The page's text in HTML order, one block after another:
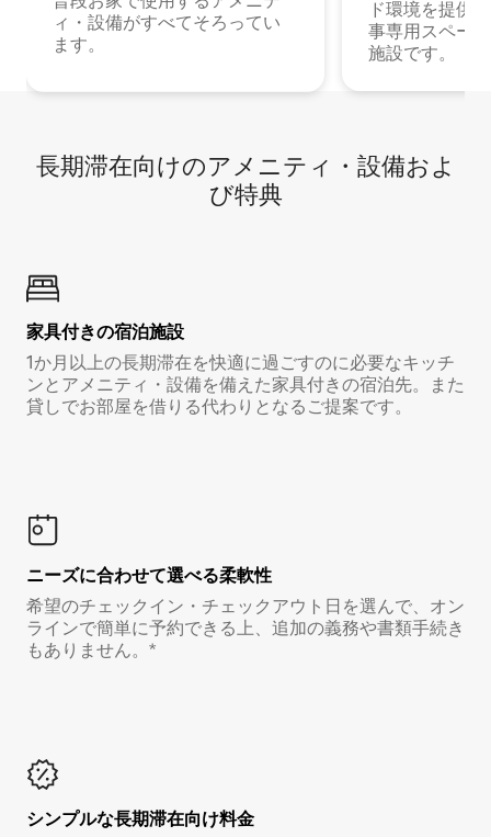
ィ・設備がすべてそろってい
ます。
ド環境を提供
事専用スペー
施設です。
長期滞在向け⁠のア⁠メ⁠ニ⁠テ⁠ィ⁠・設⁠備⁠およ
び特⁠典
家具付き⁠の宿⁠泊⁠施⁠設
1か月以上の長期滞在を快適に過ごすのに必要なキッチ
ンとアメニティ・設備を備えた家具付きの宿泊先。また
貸しでお部屋を借りる代わりとなるご提案です。
ニーズに合わせて選べる柔軟性
希望のチェックイン・チェックアウト日を選んで、オン
ラインで簡単に予約できる上、追加の義務や書類手続き
もありません。*
シンプルな長期滞在向け料金